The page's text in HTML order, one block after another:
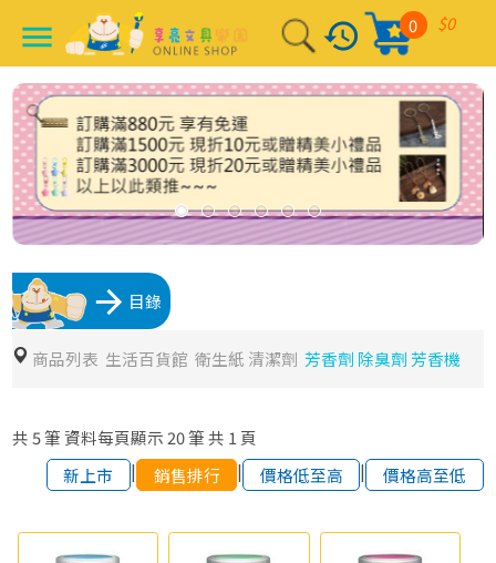
menu history $0
0
arrow_forward 目錄
商品列表 生活百貨館 衛生紙 清潔劑 芳香劑 除臭劑 芳香機
共 5筆 資料每頁顯示 20筆 共 1頁
新上市
| 銷售排行 | 價格低至高 | 價格高至低